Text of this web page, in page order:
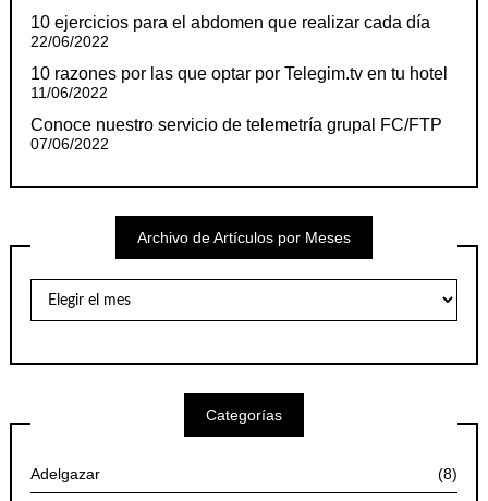
10 ejercicios para el abdomen que realizar cada día
22/06/2022
10 razones por las que optar por Telegim.tv en tu hotel
11/06/2022
Conoce nuestro servicio de telemetría grupal FC/FTP
07/06/2022
Archivo de Artículos por Meses
Artículos
Categorías
Adelgazar (8)